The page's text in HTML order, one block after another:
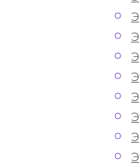
Перевозка
и срочно –
лишних